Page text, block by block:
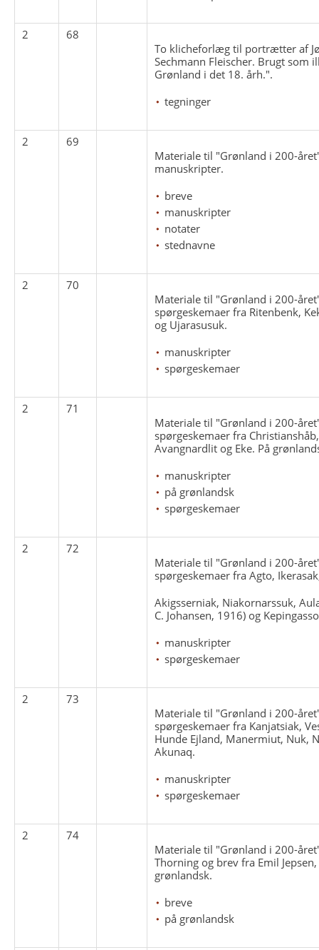
2
68
To klicheforlæg til portrætter af
Sechmann Fleischer. Brugt som
Grønland i det 18. årh.".
tegninger
2
69
Materiale til "Grønland i 200-
manuskripter.
breve
manuskripter
notater
stednavne
2
70
Materiale til "Grønland i 200-
spørgeskemaer fra Ritenbenk,
og Ujarasusuk.
manuskripter
spørgeskemaer
2
71
Materiale til "Grønland i 200-
spørgeskemaer fra
Avangnardlit og Eke. På
manuskripter
på grønlandsk
spørgeskemaer
2
72
Materiale til "Grønland i 200-
spørgeskemaer fra Agto,
Akigsserniak, Niakornarssuk,
C. Johansen, 1916) og
manuskripter
spørgeskemaer
2
73
Materiale til "Grønland i 200-
spørgeskemaer fra Kanjatsiak,
Hunde Ejland, Manermiut, Nuk,
Akunaq.
manuskripter
spørgeskemaer
2
74
Materiale til "Grønland i 200-
Thorning og brev fra Emil
grønlandsk.
breve
på grønlandsk